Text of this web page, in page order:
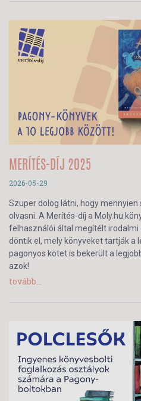
MERÍTÉS-DÍJ 2025
2026-05-29
Szuper dolog látni, hogy
olvasni. A Merítés-díj a Moly.hu
felhasználói által megítélt irodalmi
döntik el, mely könyveket tartják a
pagonyos kötet is bekerült a
azok!
tovább...